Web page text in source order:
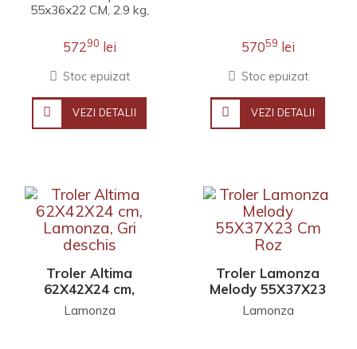
Lamonza
55x36x22 CM, 2.9 kg,
57290 lei
Stoc epuizat
VEZI DETALII
57059 lei
Stoc epuizat
VEZI DETALII
Troler Altima
62X42X24 cm,
Lamonza, Gri
Lamonza
Troler Lamonza
Melody 55X37X23
Cm Roz
Lamonza